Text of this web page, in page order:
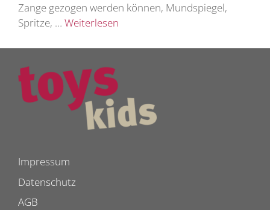
Zange gezogen werden können, Mundspiegel,
Spritze, … Weiterlesen
Impressum
Datenschutz
AGB